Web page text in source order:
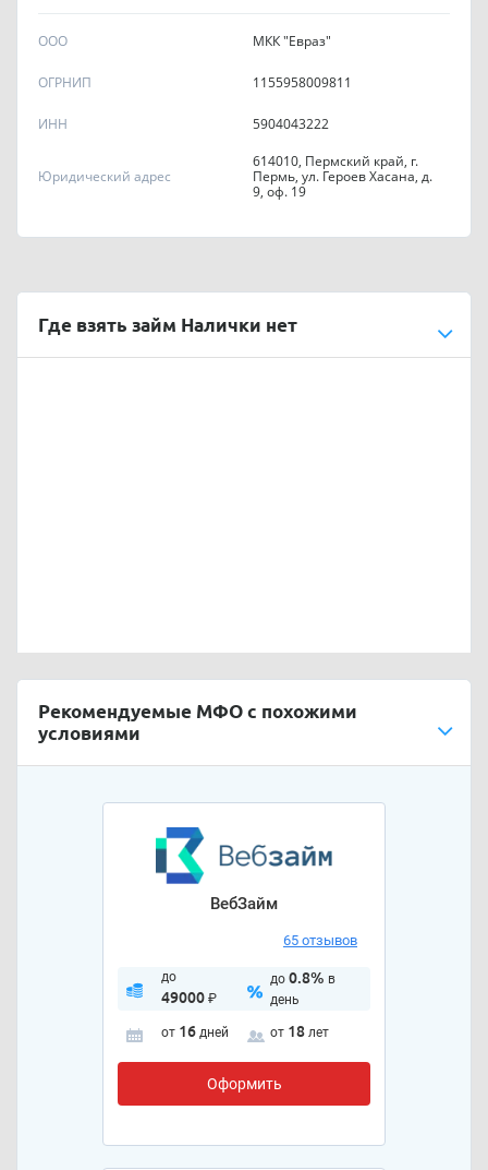
ООО МКК "Евраз"
OГPHИП 1155958009811
ИНН 5904043222
Юридический адрес
614010, Пермский край, г.
Пермь, ул. Героев Хасана, д.
9, оф. 19
Где взять займ Налички нет
Рекомендуемые МФО с похожими
условиями
ВебЗайм
65 отзывов
до
49000₽
до 0.8% в
день
от 16 дней от 18 лет
Оформить